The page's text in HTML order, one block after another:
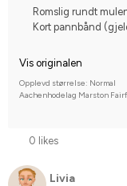
Romslig rundt
Kort pannbånd
Vis originalen
Opplevd størrelse: Normal
Aachenhodelag Marston
0 likes
Livia